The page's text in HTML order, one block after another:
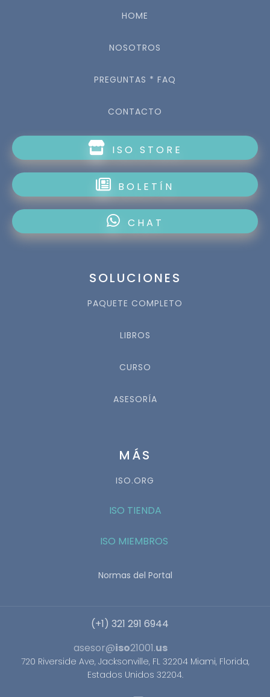
HOME
NOSOTROS
PREGUNTAS * FAQ
CONTACTO
ISO STORE
BOLETÍN
CHAT
SOLUCIONES
PAQUETE COMPLETO
LIBROS
CURSO
ASESORÍA
MÁS
ISO.ORG
ISO TIENDA
ISO MIEMBROS
Normas del Portal
(+1) 321 291 6944
asesor@iso21001.us
720 Riverside Ave, Jacksonville, FL 32204 Miami, Florida,
Estados Unidos 32204.